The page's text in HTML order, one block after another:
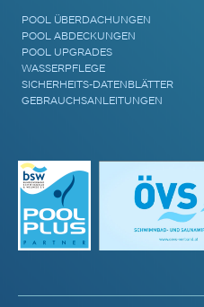
POOL ÜBERDACHUNGEN
POOL ABDECKUNGEN
POOL UPGRADES
WASSERPFLEGE
SICHERHEITS-DATENBLÄTTER
GEBRAUCHSANLEITUNGEN